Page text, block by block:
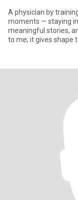
A physician by
moments — staying
meaningful stories,
to me; it gives shape